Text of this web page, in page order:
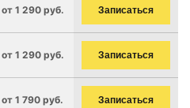
от 1 290 руб. Записаться
от 1 290 руб. Записаться
от 1 790 руб. Записаться